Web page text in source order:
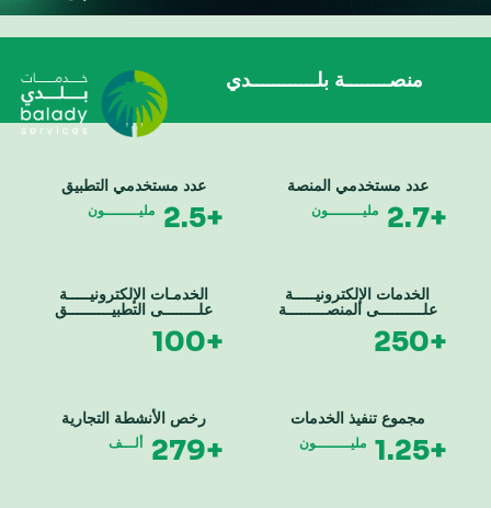
منصــــــــة بلــــــــــــدي
عدد مستخدمي المنصة
+2.7 مليــــــــون
عدد مستخدمي التطبيق
+2.5 مليــــــــون
الخدمات الإلكترونيـــــة
علــــــــــى المنصـــــــــة
+250
الخدمـات الإلكترونيـــــة
علــــــــى التطبيــــــــــق
+100
مجموع تنفيذ الخدمات
+1.25 مليــــــــون
رخص الأنشطة التجارية
+279 ألـــف